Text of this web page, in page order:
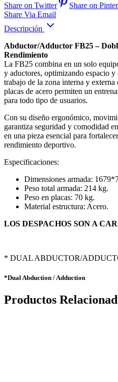
Share on Twitter Share on
Share Via Email
Descripción
Abductor/Adductor FB25 –
Rendimiento
La FB25 combina en un solo
y aductores, optimizando espacio
trabajo de la zona interna y externa
placas de acero permiten un
para todo tipo de usuarios.
Con su diseño ergonómico,
garantiza seguridad y comodidad
en una pieza esencial para
rendimiento deportivo.
Especificaciones:
Dimensiones armada:
Peso total armada: 214 kg.
Peso en placas: 70 kg.
Material estructura: Acero.
LOS DESPACHOS SON A
* DUAL ABDUCTOR/
*Dual Abduction / Adduction
Productos